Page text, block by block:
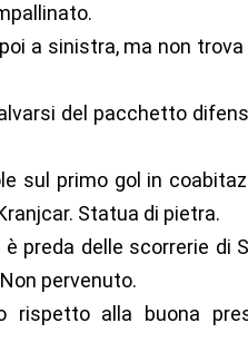
a sinistra, ma non
del pacchetto
sul primo gol in
Statua di pietra.
preda delle scorrerie di
pervenuto.
rispetto alla buona